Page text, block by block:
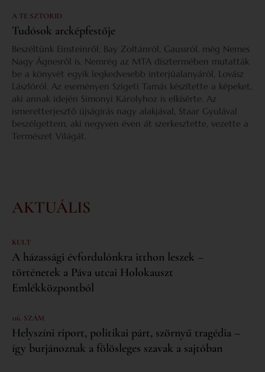
A TE SZTORID
Tudósok arcképfestője
Beszéltünk Einsteinről, Bay Zoltánról, Gaussról, még Nemes
Nagy Ágnesről is. Nemrég az MTA dísztermében mutatták
be a könyvét egyik legkedvesebb interjúalanyáról, Lovász
Lászlóról. Az eseményen Szigeti Tamás készítette a képeket,
aki annak idején Simonyi Károlyhoz is elkísérte. Az
ismeretterjesztő újságírás nagy alakjával, Staar Gyulával
beszélgettem, aki negyven éven át szerkesztette, vezette a
Természet Világát.
AKTUÁLIS
KULT
A házassági évfordulónkra itthon leszek –
történetek a Páva utcai Holokauszt
Emlékközpontból
116. SZÁM
Helyszíni riport, politikai párt, szörnyű tragédia –
így burjánoznak a fölösleges szavak a sajtóban